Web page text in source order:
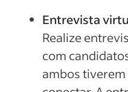
Entrevista
Realize
com
ambos